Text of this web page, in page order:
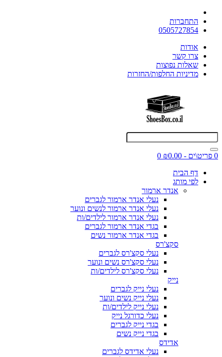
התחברות
0505727854
אודות
צרו קשר
שאלות נפוצות
מדיניות החלפות/החזרות
0 פריט\ים - ₪0.00
0
דף הבית
לפי מותג
אנדר ארמור
נעלי אנדר ארמור לגברים
נעלי אנדר ארמור לנשים ונוער
נעלי אנדר ארמור לילדים/ות
בגדי אנדר ארמור לגברים
בגדי אנדר ארמור נשים
סקצ'רס
נעלי סקצ'רס לגברים
נעלי סקצ'רס נשים ונוער
נעלי סקצ'רס לילדים/ות
נייק
נעלי נייק לגברים
נעלי נייק נשים ונוער
נעלי נייק לילדים/ות
נעלי כדורגל נייק
בגדי נייק לגברים
בגדי נייק נשים
אדידס
נעלי אדידס לגברים